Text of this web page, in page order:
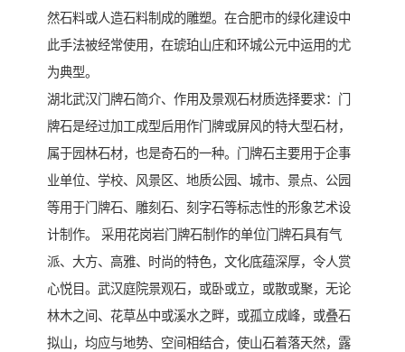
然石料或人造石料制成的雕塑。在合肥市的绿化建设中
此手法被经常使用，在琥珀山庄和环城公元中运用的尤
为典型。
湖北武汉门牌石简介、作用及景观石材质选择要求：门
牌石是经过加工成型后用作门牌或屏风的特大型石材，
属于园林石材，也是奇石的一种。门牌石主要用于企事
业单位、学校、风景区、地质公园、城市、景点、公园
等用于门牌石、雕刻石、刻字石等标志性的形象艺术设
计制作。 采用花岗岩门牌石制作的单位门牌石具有气
派、大方、高雅、时尚的特色，文化底蕴深厚，令人赏
心悦目。武汉庭院景观石，或卧或立，或散或聚，无论
林木之间、花草丛中或溪水之畔，或孤立成峰，或叠石
拟山，均应与地势、空间相结合，使山石着落天然，露